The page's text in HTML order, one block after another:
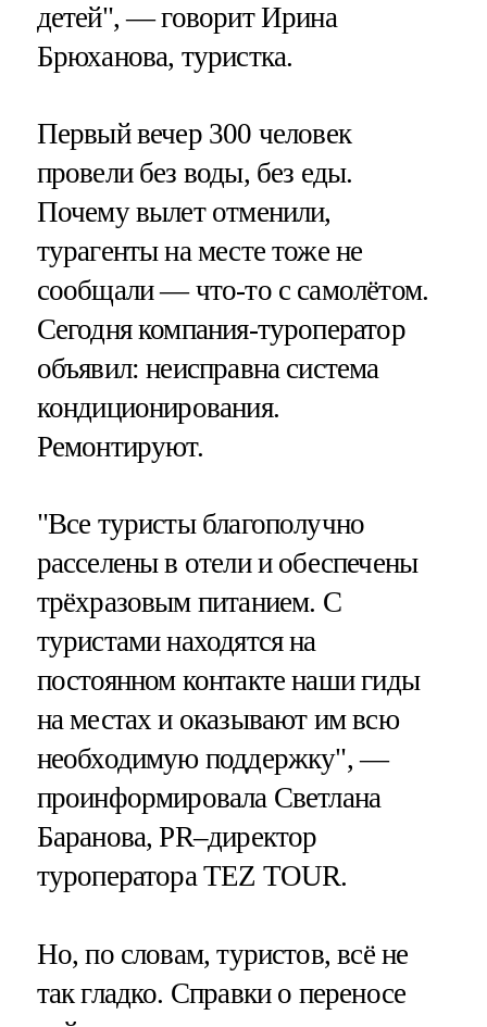
детей", — говорит Ирина
Брюханова, туристка.
Первый вечер 300 человек
провели без воды, без еды.
Почему вылет отменили,
турагенты на месте тоже не
сообщали — что-то с самолётом.
Сегодня компания-туроператор
объявил: неисправна система
кондиционирования.
Ремонтируют.
"Все туристы благополучно
расселены в отели и обеспечены
трёхразовым питанием. С
туристами находятся на
постоянном контакте наши гиды
на местах и оказывают им всю
необходимую поддержку", —
проинформировала Светлана
Баранова, PR–директор
туроператора TEZ TOUR.
Но, по словам, туристов, всё не
так гладко. Справки о переносе